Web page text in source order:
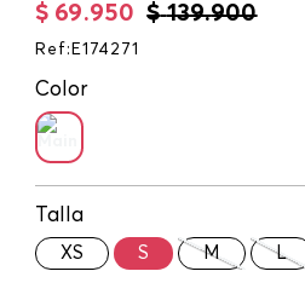
$ 139.900
$ 69.950
Ref : E174271
Color
Talla
XS S M L